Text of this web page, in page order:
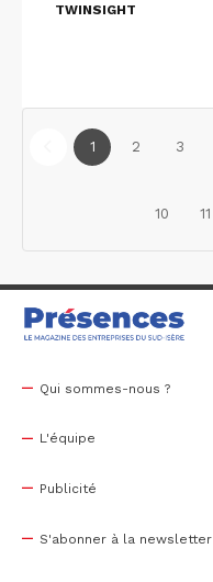
TWINSIGHT
1 2 3
10 11
Qui sommes-nous ?
L'équipe
Publicité
S'abonner à la newsletter